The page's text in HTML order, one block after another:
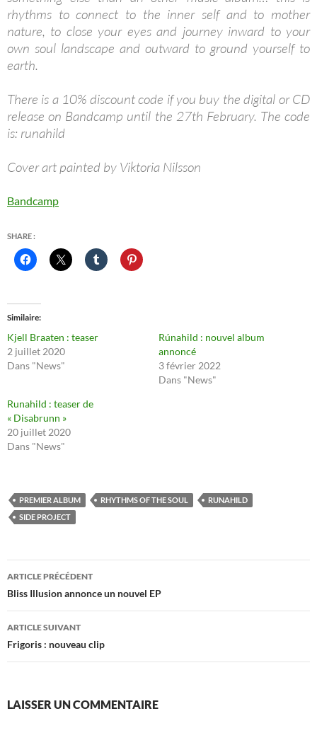
rhythms to connect to the inner self and to mother
nature, to close your eyes and journeyinward to your
own soul landscape and outward to ground yourself to
earth.
There is a 10% discount code if you buy the digital or CD
release on Bandcamp until the 27th February. The code
is: runahild
Cover art painted by Viktoria Nilsson
Bandcamp
SHARE :
Similaire
Kjell Braaten : teaser
2 juillet 2020
Dans "News"
Rúnahild : nouvel album
annoncé
3 février 2022
Dans "News"
Runahild : teaser de
« Disabrunn »
20 juillet 2020
Dans "News"
PREMIER ALBUM RHYTHMS OF THE SOUL
RUNAHILD
SIDE PROJECT
Navigation
des
articles
ARTICLE PRÉCÉDENT
Bliss Illusion annonce un nouvel EP
ARTICLE SUIVANT
Frigoris : nouveau clip
LAISSER UN COMMENTAIRE